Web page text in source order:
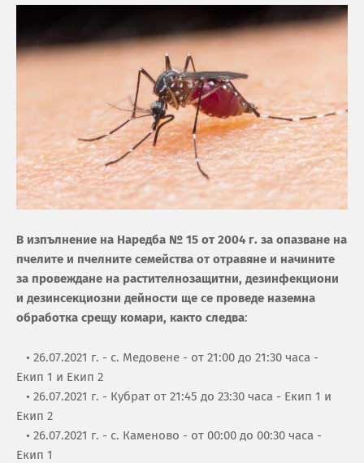
В изпълнение на Наредба № 15 от 2004 г. за опазване на
пчелите и пчелните семейства от отравяне и начините
за провеждане на растителнозащитни, дезинфекциони
и дезинсекциозни дейности ще се проведе наземна
обработка срещу комари, както следва:
• 26.07.2021 г. - с. Медовене - от 21:00 до 21:30 часа -
Екип 1 и Екип 2
• 26.07.2021 г. - Кубрат от 21:45 до 23:30 часа - Екип 1 и
Екип 2
• 26.07.2021 г. - с. Каменово - от 00:00 до 00:30 часа -
Екип 1